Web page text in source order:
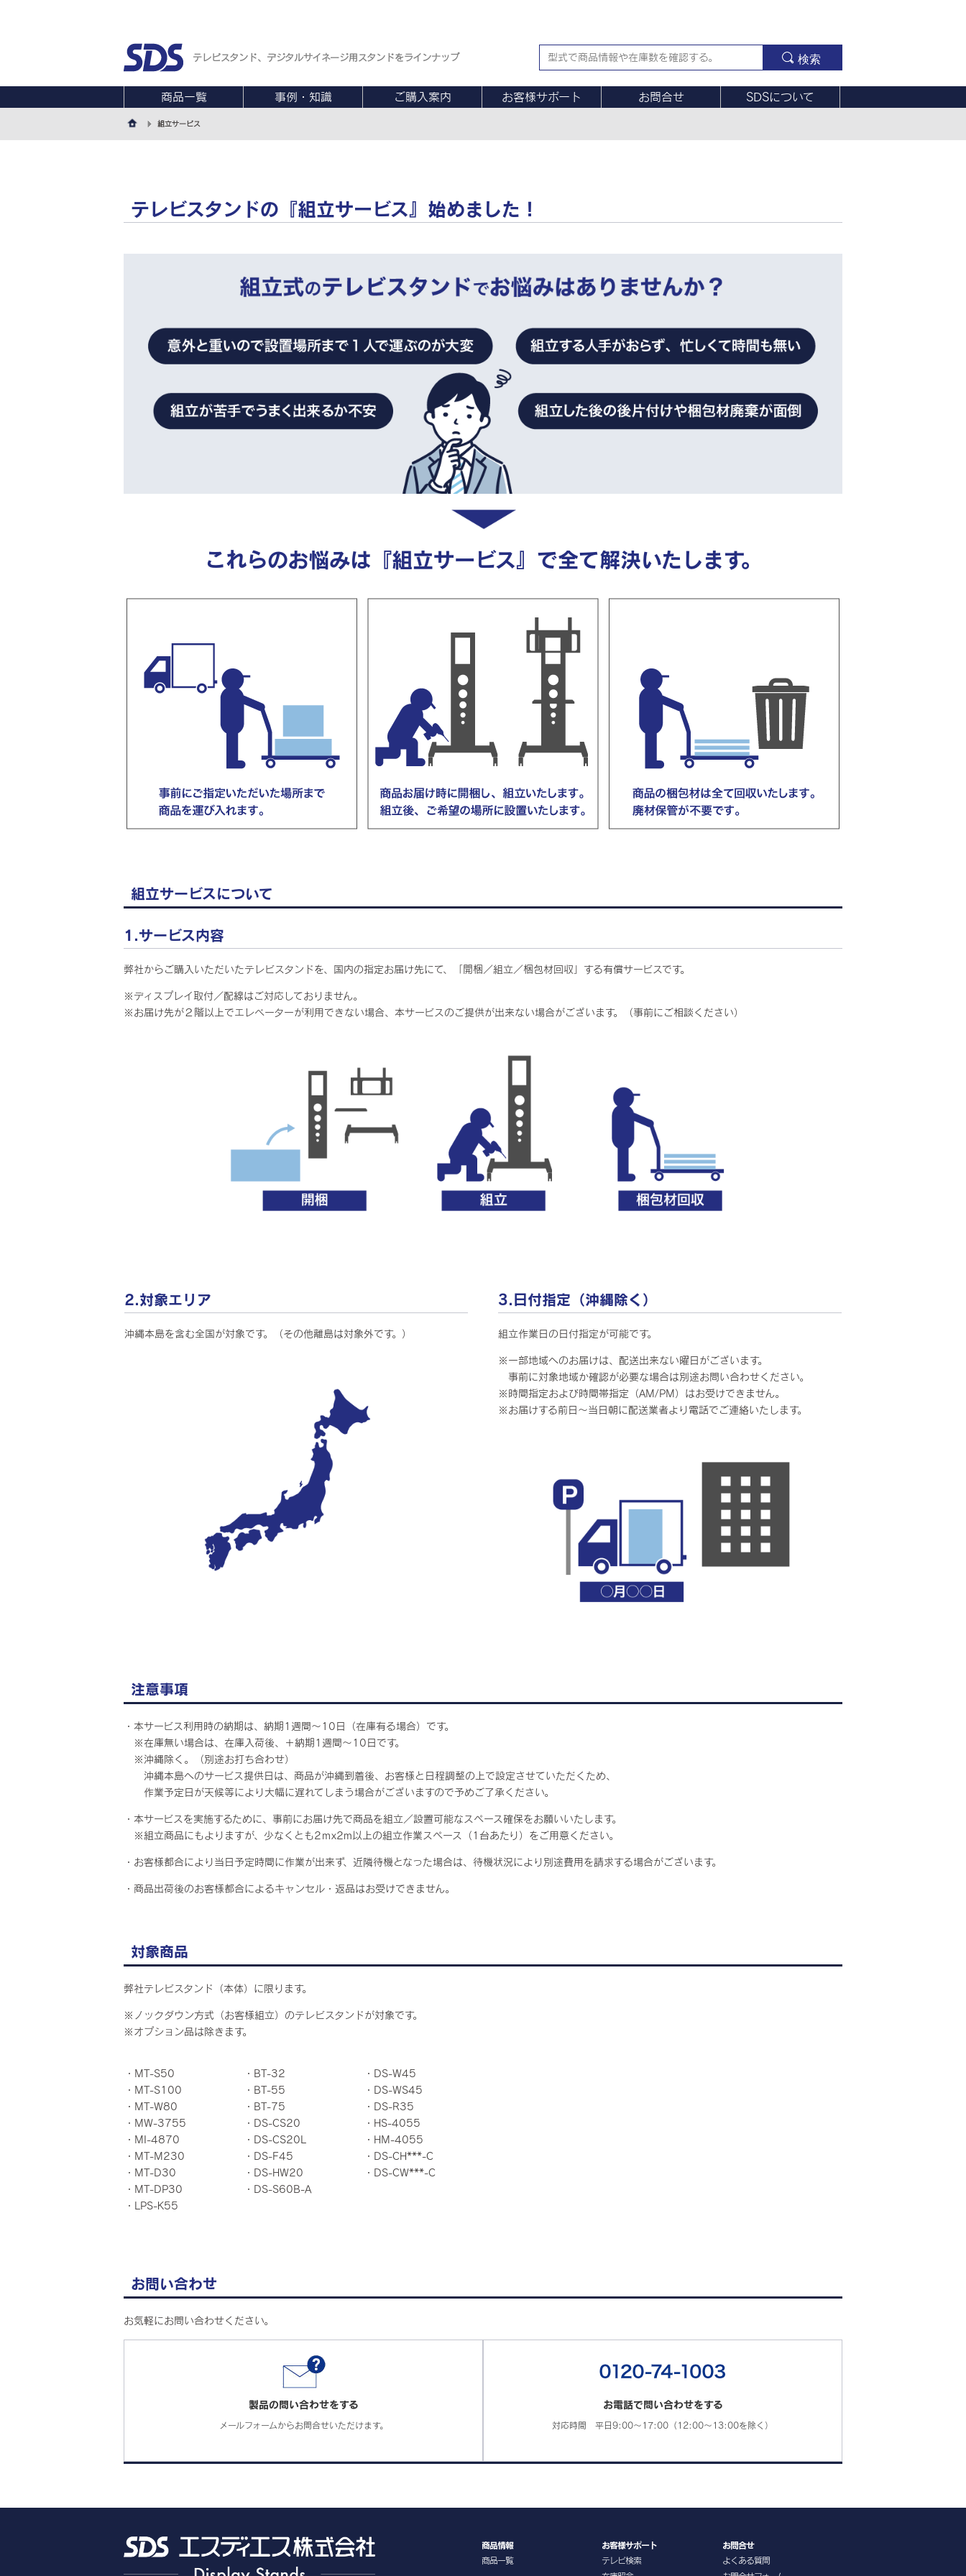
テレビスタンド、デジタルサイネージ用スタンドをラインナップ 検索
商品一覧 事例・知識 ご購入案内 お客様サポート お問合せ SDSについて
組立サービス
テレビスタンドの『組立サービス』始めました！
これらのお悩みは『組立サービス』で全て解決いたします。
組立サービスについて
1.サービス内容
弊社からご購入いただいたテレビスタンドを、国内の指定お届け先にて、「開梱／組立／梱包材回収」する有償サービスです。
※ディスプレイ取付／配線はご対応しておりません。
※お届け先が２階以上でエレベーターが利用できない場合、本サービスのご提供が出来ない場合がございます。（事前にご相談ください）
2.対象エリア
沖縄本島を含む全国が対象です。（その他離島は対象外です。）
3.日付指定（沖縄除く）
組立作業日の日付指定が可能です。
※一部地域へのお届けは、配送出来ない曜日がございます。
事前に対象地域か確認が必要な場合は別途お問い合わせください。
※時間指定および時間帯指定（AM/PM）はお受けできません。
※お届けする前日～当日朝に配送業者より電話でご連絡いたします。
注意事項
・本サービス利用時の納期は、納期1週間～10日（在庫有る場合）です。
※在庫無い場合は、在庫入荷後、＋納期1週間～10日です。
※沖縄除く。（別途お打ち合わせ）
沖縄本島へのサービス提供日は、商品が沖縄到着後、お客様と日程調整の上で設定させていただくため、
作業予定日が天候等により大幅に遅れてしまう場合がございますので予めご了承ください。
・本サービスを実施するために、事前にお届け先で商品を組立／設置可能なスペース確保をお願いいたします。
※組立商品にもよりますが、少なくとも2ｍx2m以上の組立作業スペース（1台あたり）をご用意ください。
・お客様都合により当日予定時間に作業が出来ず、近隣待機となった場合は、待機状況により別途費用を請求する場合がございます。
・商品出荷後のお客様都合によるキャンセル・返品はお受けできません。
対象商品
弊社テレビスタンド（本体）に限ります。
※ノックダウン方式（お客様組立）のテレビスタンドが対象です。
※オプション品は除きます。
・MT-S50
・MT-S100
・MT-W80
・MW-3755
・MI-4870
・MT-M230
・MT-D30
・MT-DP30
・LPS-K55
・BT-32
・BT-55
・BT-75
・DS-CS20
・DS-CS20L
・DS-F45
・DS-HW20
・DS-S60B-A
・DS-W45
・DS-WS45
・DS-R35
・HS-4055
・HM-4055
・DS-CH***-C
・DS-CW***-C
お問い合わせ
お気軽にお問い合わせください。
製品の問い合わせをする
メールフォームからお問合せいただけます。
お電話で問い合わせをする
対応時間 平日9:00～17:00（12:00～13:00を除く）
商品情報
商品一覧
お客様サポート
テレビ検索
お問合せ
よくある質問